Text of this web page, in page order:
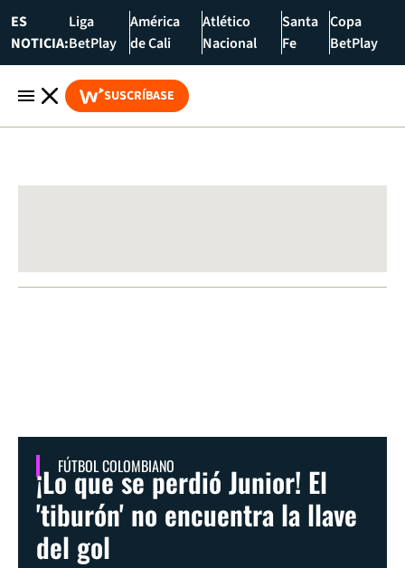
ES
NOTICIA:
Liga
BetPlay
América
de Cali
Atlético
Nacional
Santa
Fe
Copa
BetPlay
SUSCRÍBASE
FÚTBOL COLOMBIANO
¡Lo que se perdió Junior! El
'tiburón' no encuentra la llave
del gol